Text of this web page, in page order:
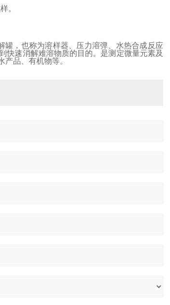
。
，也称为溶样器、压力溶弹、水热合成反应
快速消解难溶物质的目的。是测定微量元素及
品、有机物等。